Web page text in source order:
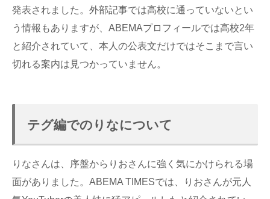
発表されました。外部記事では高校に通っていないとい
う情報もありますが、ABEMAプロフィールでは高校2年
と紹介されていて、本人の公表文だけではそこまで言い
切れる案内は見つかっていません。
テグ編でのりなについて
りなさんは、序盤からりおさんに強く気にかけられる場
面がありました。ABEMA TIMESでは、りおさんが元人